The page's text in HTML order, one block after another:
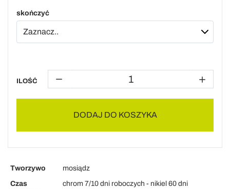
skończyć
ILOŚĆ
DODAJ DO KOSZYKA
Tworzywo
mosiądz
Czas
chrom 7/10 dni roboczych - nikiel 60 dni